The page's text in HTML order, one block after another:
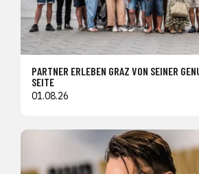
PARTNER ERLEBEN GRAZ VON SEINER
SEITE
01.08.26